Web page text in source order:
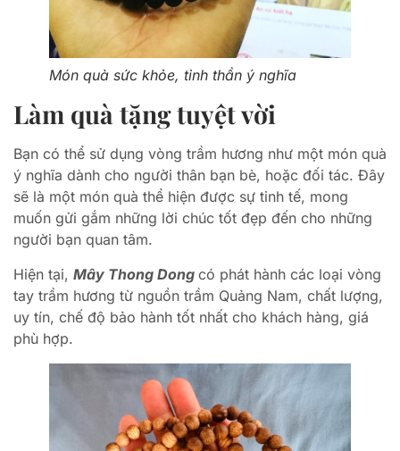
Món quà sức khỏe, tinh thần ý nghĩa
Làm quà tặng tuyệt vời
Bạn có thể sử dụng vòng trầm hương như một món quà
ý nghĩa dành cho người thân bạn bè, hoặc đối tác. Đây
sẽ là một món quà thể hiện được sự tinh tế, mong
muốn gửi gắm những lời chúc tốt đẹp đến cho những
người bạn quan tâm.
Hiện tại, Mây Thong Dong có phát hành các loại vòng
tay trầm hương từ nguồn trầm Quảng Nam, chất lượng,
uy tín, chế độ bảo hành tốt nhất cho khách hàng, giá
phù hợp.